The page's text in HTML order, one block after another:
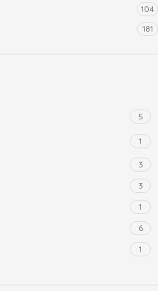
104
181
5
1
3
3
1
6
1